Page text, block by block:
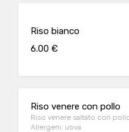
Riso bianco
6.00 €
Riso venere con pollo
Riso venere saltato con
Allergeni: uova